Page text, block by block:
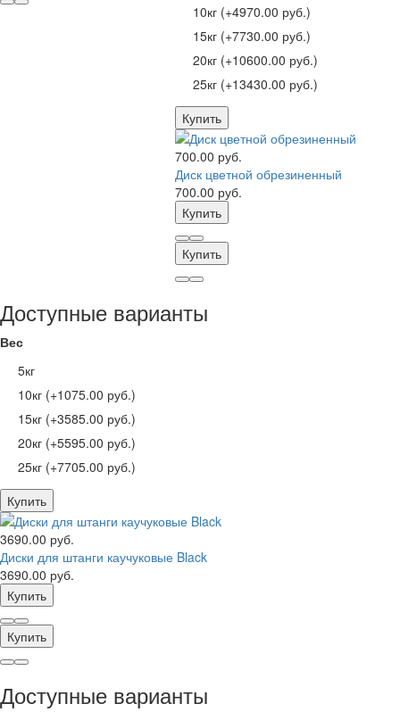
10кг (+4970.00 руб.)
15кг (+7730.00 руб.)
20кг (+10600.00 руб.)
25кг (+13430.00 руб.)
Купить
700.00 руб.
Диск цветной обрезиненный
700.00 руб.
Купить
Купить
Доступные варианты
Вес
5кг
10кг (+1075.00 руб.)
15кг (+3585.00 руб.)
20кг (+5595.00 руб.)
25кг (+7705.00 руб.)
Купить
3690.00 руб.
Диски для штанги каучуковые Black
3690.00 руб.
Купить
Купить
Доступные варианты